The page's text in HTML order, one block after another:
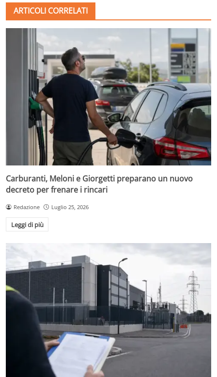
ARTICOLI CORRELATI
Carburanti, Meloni e Giorgetti preparano un nuovo
decreto per frenare i rincari
Redazione Luglio 25, 2026
Leggi di più